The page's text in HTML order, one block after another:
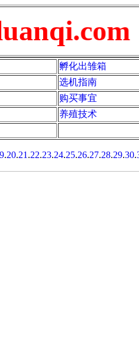
孵化出雏箱
选机指南
购买事宜
养殖技术
.20.21 .22.23.24.25.26.27.28.29.30.